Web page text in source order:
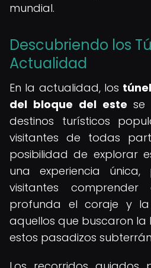
mundial.
Descubriendo los
Actualidad
En la actualidad, los
del bloque del este se
destinos turísticos
visitantes de todas
posibilidad de explorar
una experiencia
visitantes
profunda el coraje y la
aquellos que buscaron
estos pasadizos